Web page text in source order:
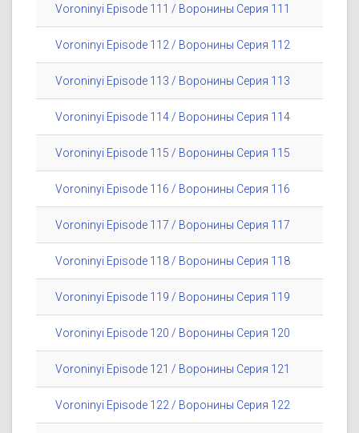
Voroninyi Episode 111 / Воронины Серия 111
Voroninyi Episode 112 / Воронины Серия 112
Voroninyi Episode 113 / Воронины Серия 113
Voroninyi Episode 114 / Воронины Серия 114
Voroninyi Episode 115 / Воронины Серия 115
Voroninyi Episode 116 / Воронины Серия 116
Voroninyi Episode 117 / Воронины Серия 117
Voroninyi Episode 118 / Воронины Серия 118
Voroninyi Episode 119 / Воронины Серия 119
Voroninyi Episode 120 / Воронины Серия 120
Voroninyi Episode 121 / Воронины Серия 121
Voroninyi Episode 122 / Воронины Серия 122